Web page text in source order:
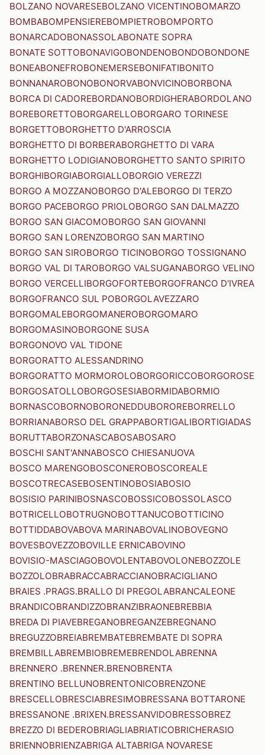
BOLZANO NOVARESEBOLZANO VICENTINOBOMARZO
BOMBABOMPENSIEREBOMPIETROBOMPORTO
BONARCADOBONASSOLABONATE SOPRA
BONATE SOTTOBONAVIGOBONDENOBONDOBONDONE
BONEABONEFROBONEMERSEBONIFATIBONITO
BONNANAROBONOBONORVABONVICINOBORBONA
BORCA DI CADOREBORDANOBORDIGHERABORDOLANO
BOREBORETTOBORGARELLOBORGARO TORINESE
BORGETTOBORGHETTO D'ARROSCIA
BORGHETTO DI BORBERABORGHETTO DI VARA
BORGHETTO LODIGIANOBORGHETTO SANTO SPIRITO
BORGHIBORGIABORGIALLOBORGIO VEREZZI
BORGO A MOZZANOBORGO D'ALEBORGO DI TERZO
BORGO PACEBORGO PRIOLOBORGO SAN DALMAZZO
BORGO SAN GIACOMOBORGO SAN GIOVANNI
BORGO SAN LORENZOBORGO SAN MARTINO
BORGO SAN SIROBORGO TICINOBORGO TOSSIGNANO
BORGO VAL DI TAROBORGO VALSUGANABORGO VELINO
BORGO VERCELLIBORGOFORTEBORGOFRANCO D'IVREA
BORGOFRANCO SUL POBORGOLAVEZZARO
BORGOMALEBORGOMANEROBORGOMARO
BORGOMASINOBORGONE SUSA
BORGONOVO VAL TIDONE
BORGORATTO ALESSANDRINO
BORGORATTO MORMOROLOBORGORICCOBORGOROSE
BORGOSATOLLOBORGOSESIABORMIDABORMIO
BORNASCOBORNOBORONEDDUBOROREBORRELLO
BORRIANABORSO DEL GRAPPABORTIGALIBORTIGIADAS
BORUTTABORZONASCABOSABOSARO
BOSCHI SANT'ANNABOSCO CHIESANUOVA
BOSCO MARENGOBOSCONEROBOSCOREALE
BOSCOTRECASEBOSENTINOBOSIABOSIO
BOSISIO PARINIBOSNASCOBOSSICOBOSSOLASCO
BOTRICELLOBOTRUGNOBOTTANUCOBOTTICINO
BOTTIDDABOVABOVA MARINABOVALINOBOVEGNO
BOVESBOVEZZOBOVILLE ERNICABOVINO
BOVISIO-MASCIAGOBOVOLENTABOVOLONEBOZZOLE
BOZZOLOBRABRACCABRACCIANOBRACIGLIANO
BRAIES .PRAGS.BRALLO DI PREGOLABRANCALEONE
BRANDICOBRANDIZZOBRANZIBRAONEBREBBIA
BREDA DI PIAVEBREGANOBREGANZEBREGNANO
BREGUZZOBREIABREMBATEBREMBATE DI SOPRA
BREMBILLABREMBIOBREMEBRENDOLABRENNA
BRENNERO .BRENNER.BRENOBRENTA
BRENTINO BELLUNOBRENTONICOBRENZONE
BRESCELLOBRESCIABRESIMOBRESSANA BOTTARONE
BRESSANONE .BRIXEN.BRESSANVIDOBRESSOBREZ
BREZZO DI BEDEROBRIAGLIABRIATICOBRICHERASIO
BRIENNOBRIENZABRIGA ALTABRIGA NOVARESE